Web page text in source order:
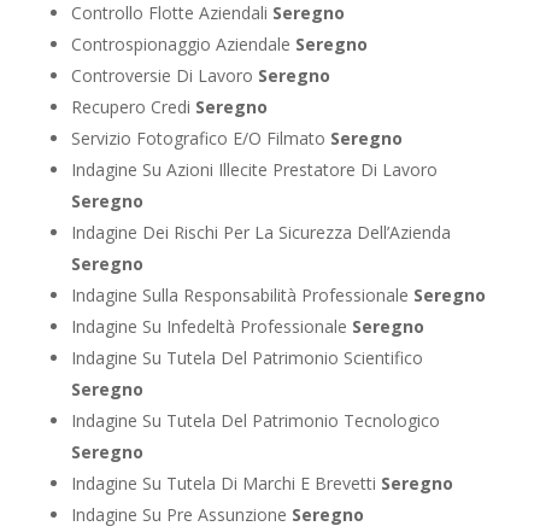
Controllo Flotte Aziendali Seregno
Controspionaggio Aziendale Seregno
Controversie Di Lavoro Seregno
Recupero Credi Seregno
Servizio Fotografico E/O Filmato Seregno
Indagine Su Azioni Illecite Prestatore Di Lavoro
Seregno
Indagine Dei Rischi Per La Sicurezza Dell’Azienda
Seregno
Indagine Sulla Responsabilità Professionale Seregno
Indagine Su Infedeltà Professionale Seregno
Indagine Su Tutela Del Patrimonio Scientifico
Seregno
Indagine Su Tutela Del Patrimonio Tecnologico
Seregno
Indagine Su Tutela Di Marchi E Brevetti Seregno
Indagine Su Pre Assunzione Seregno